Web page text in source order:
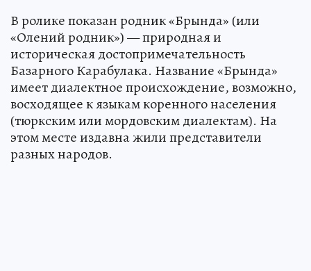
В ролике показан родник «Брында» (или
«Олений родник») — природная и
историческая достопримечательность
Базарного Карабулака. Название «Брында»
имеет диалектное происхождение, возможно,
восходящее к языкам коренного населения
(тюркским или мордовским диалектам). На
этом месте издавна жили представители
разных народов.